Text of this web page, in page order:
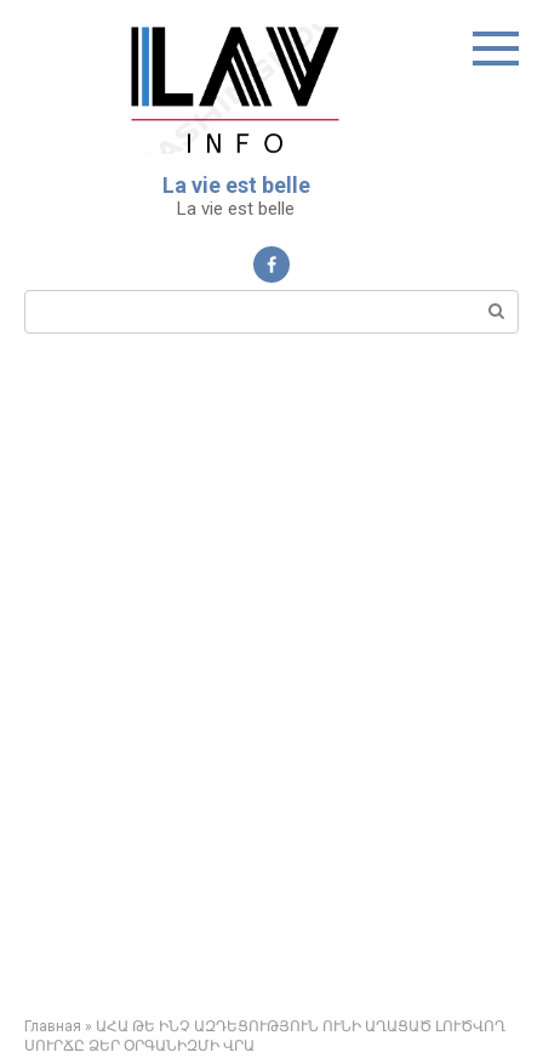
La vie est belle
La vie est belle
Поиск:
Главная » ԱՀԱ ԹԵ ԻՆՉ ԱԶԴԵՑՈՒԹՅՈՒՆ ՈՒՆԻ ԱՂԱՑԱԾ ԼՈՒԾՎՈՂ
ՍՈՒՐՃԸ ՁԵՐ ՕՐԳԱՆԻԶՄԻ ՎՐԱ